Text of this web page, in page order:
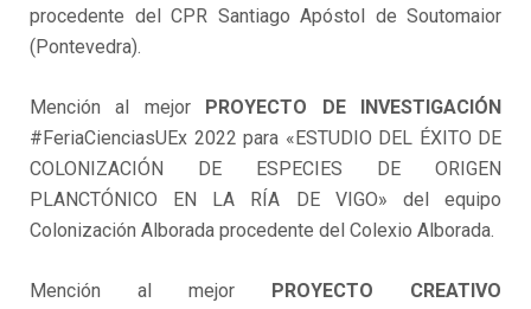
procedente del CPR Santiago Apóstol de Soutomaior
(Pontevedra).
Mención al mejor
PROYECTO DE INVESTIGACIÓN
#FeriaCienciasUEx 2022 para «ESTUDIO DEL ÉXITO DE
COLONIZACIÓN DE ESPECIES DE ORIGEN
PLANCTÓNICO EN LA RÍA DE VIGO» del equipo
Colonización Alborada procedente del Colexio Alborada.
Mención al mejor
PROYECTO CREATIVO